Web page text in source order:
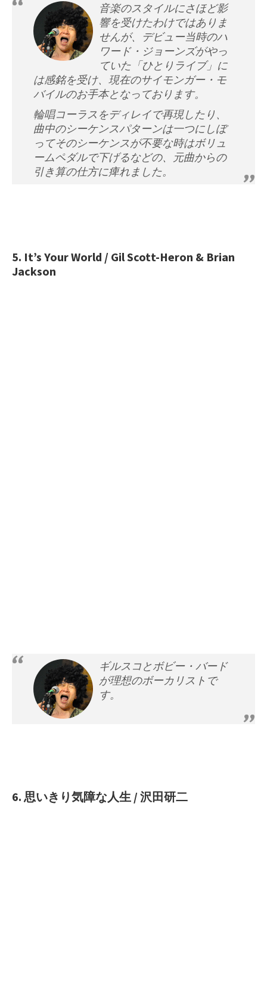
音楽のスタイルにさほど影
響を受けたわけではありま
せんが、デビュー当時のハ
ワード・ジョーンズがやっ
ていた「ひとりライブ」に
は感銘を受け、現在のサイモンガー・モ
バイルのお手本となっております。
輪唱コーラスをディレイで再現したり、
曲中のシーケンスパターンは一つにしぼ
ってそのシーケンスが不要な時はボリュ
ームペダルで下げるなどの、元曲からの
引き算の仕方に痺れました。
5. It’s Your World / Gil Scott-Heron & Brian
Jackson
ギルスコとボビー・バード
が理想のボーカリストで
す。
6. 思いきり気障な人生 / 沢田研二